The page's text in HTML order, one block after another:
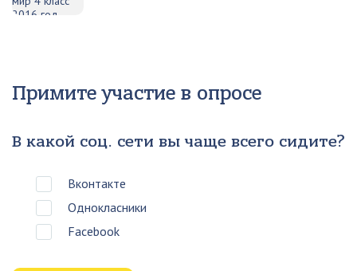
Примите участие в опросе
В какой соц. сети вы чаще всего сидите?
Вконтакте
Однокласники
Facebook